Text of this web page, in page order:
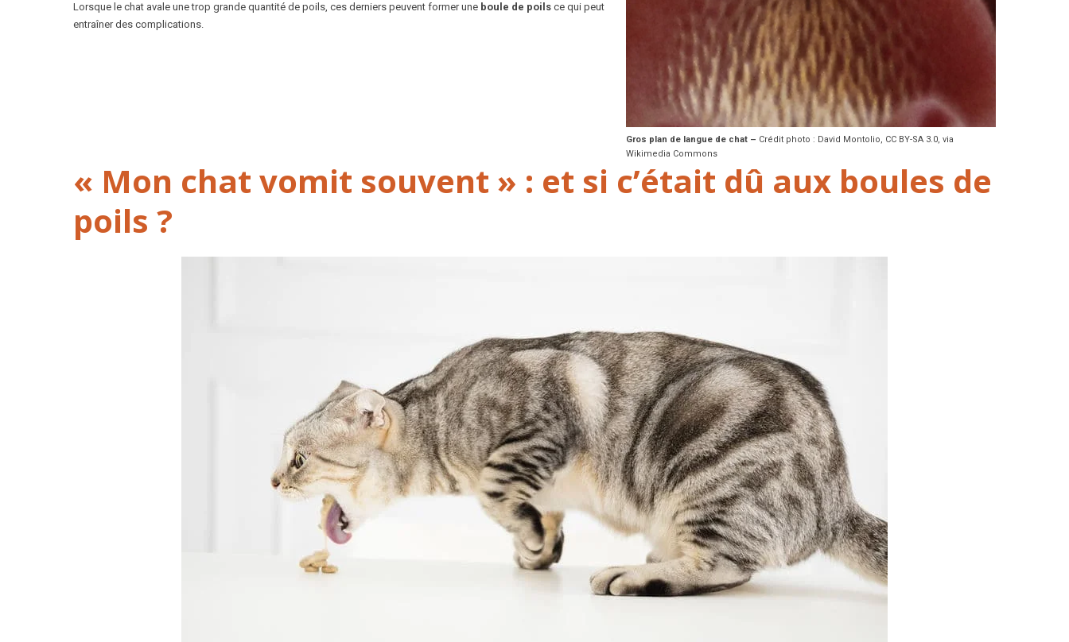
Gros plan de langue de chat – Crédit photo : David Montolio, CC BY-SA 3.0, via
Wikimedia Commons
Lorsque le chat avale une trop grande quantité de poils, ces derniers peuvent former une boule de poils ce qui peut
entraîner des complications.
« Mon chat vomit souvent » : et si c’était dû aux boules de
poils ?